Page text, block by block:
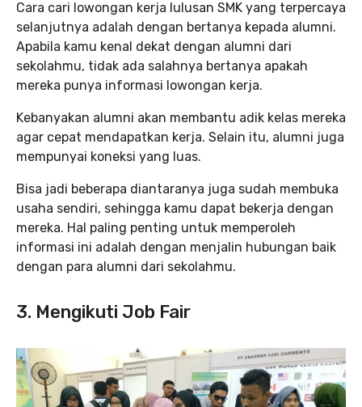
Cara cari lowongan kerja lulusan SMK yang terpercaya
selanjutnya adalah dengan bertanya kepada alumni.
Apabila kamu kenal dekat dengan alumni dari
sekolahmu, tidak ada salahnya bertanya apakah
mereka punya informasi lowongan kerja.
Kebanyakan alumni akan membantu adik kelas mereka
agar cepat mendapatkan kerja. Selain itu, alumni juga
mempunyai koneksi yang luas.
Bisa jadi beberapa diantaranya juga sudah membuka
usaha sendiri, sehingga kamu dapat bekerja dengan
mereka. Hal paling penting untuk memperoleh
informasi ini adalah dengan menjalin hubungan baik
dengan para alumni dari sekolahmu.
3. Mengikuti Job Fair